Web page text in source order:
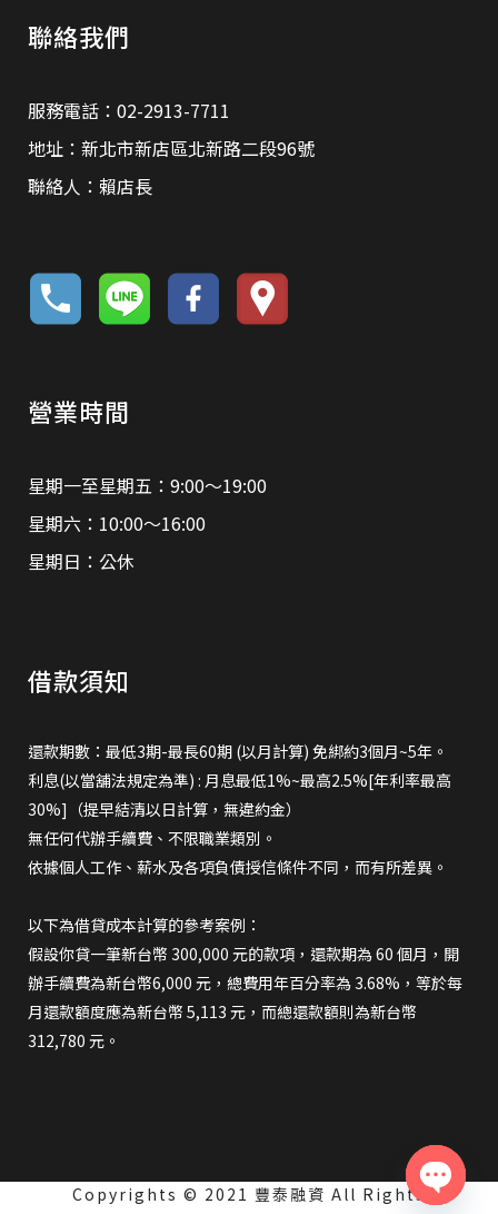
聯絡我們
服務電話：02-2913-7711
地址：新北市新店區北新路二段96號
聯絡人：賴店長
營業時間
星期一至星期五：9:00～19:00
星期六：10:00～16:00
星期日：公休
借款須知
還款期數：最低3期-最長60期 (以月計算) 免綁約3個月~5年。
利息(以當舖法規定為準) : 月息最低1%~最高2.5%[年利率最高
30%]（提早結清以日計算，無違約金）
無任何代辦手續費、不限職業類別。
依據個人工作、薪水及各項負債授信條件不同，而有所差異。
以下為借貸成本計算的參考案例：
假設你貸一筆新台幣 300,000 元的款項，還款期為 60 個月，開
辦手續費為新台幣6,000 元，總費用年百分率為 3.68%，等於每
月還款額度應為新台幣 5,113 元，而總還款額則為新台幣
312,780 元。
Copyrights © 2021 豐泰融資 All Rights